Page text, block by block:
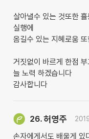
살아낼수 있는 것또한
실행에
옴길수 있는 지혜로움
거짓없이 바르게 한점
늘 노력 하겠습니다
감사합니다
26.허영주
손자에게서도 배울게 있